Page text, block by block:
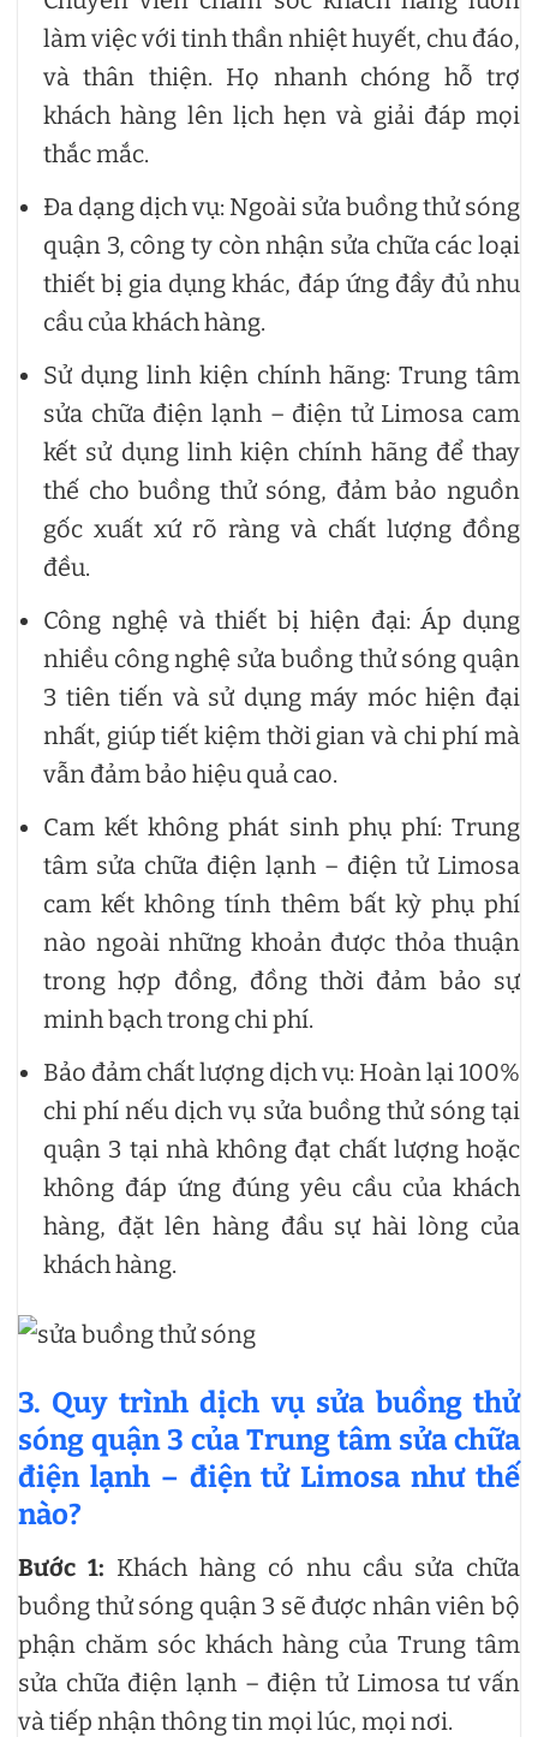
làm việc với tinh thần nhiệt huyết, chu đáo,
và thân thiện. Họ nhanh chóng hỗ trợ
khách hàng lên lịch hẹn và giải đáp mọi
thắc mắc.
Đa dạng dịch vụ: Ngoài sửa buồng thử sóng
quận 3, công ty còn nhận sửa chữa các loại
thiết bị gia dụng khác, đáp ứng đầy đủ nhu
cầu của khách hàng.
Sử dụng linh kiện chính hãng: Trung tâm
sửa chữa điện lạnh – điện tử Limosa cam
kết sử dụng linh kiện chính hãng để thay
thế cho buồng thử sóng, đảm bảo nguồn
gốc xuất xứ rõ ràng và chất lượng đồng
đều.
Công nghệ và thiết bị hiện đại: Áp dụng
nhiều công nghệ sửa buồng thử sóng quận
3 tiên tiến và sử dụng máy móc hiện đại
nhất, giúp tiết kiệm thời gian và chi phí mà
vẫn đảm bảo hiệu quả cao.
Cam kết không phát sinh phụ phí: Trung
tâm sửa chữa điện lạnh – điện tử Limosa
cam kết không tính thêm bất kỳ phụ phí
nào ngoài những khoản được thỏa thuận
trong hợp đồng, đồng thời đảm bảo sự
minh bạch trong chi phí.
Bảo đảm chất lượng dịch vụ: Hoàn lại 100%
chi phí nếu dịch vụ sửa buồng thử sóng tại
quận 3 tại nhà không đạt chất lượng hoặc
không đáp ứng đúng yêu cầu của khách
hàng, đặt lên hàng đầu sự hài lòng của
khách hàng.
3. Quy trình dịch vụ sửa buồng thử
sóng quận 3 của Trung tâm sửa chữa
điện lạnh – điện tử Limosa như thế
nào?
Bước 1: Khách hàng có nhu cầu sửa chữa
buồng thử sóng quận 3 sẽ được nhân viên bộ
phận chăm sóc khách hàng của Trung tâm
sửa chữa điện lạnh – điện tử Limosa tư vấn
và tiếp nhận thông tin mọi lúc, mọi nơi.